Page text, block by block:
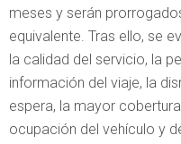
meses y serán
equivalente. Tras ello, se
la calidad del servicio, la
información del viaje, la
espera, la mayor
ocupación del vehículo y